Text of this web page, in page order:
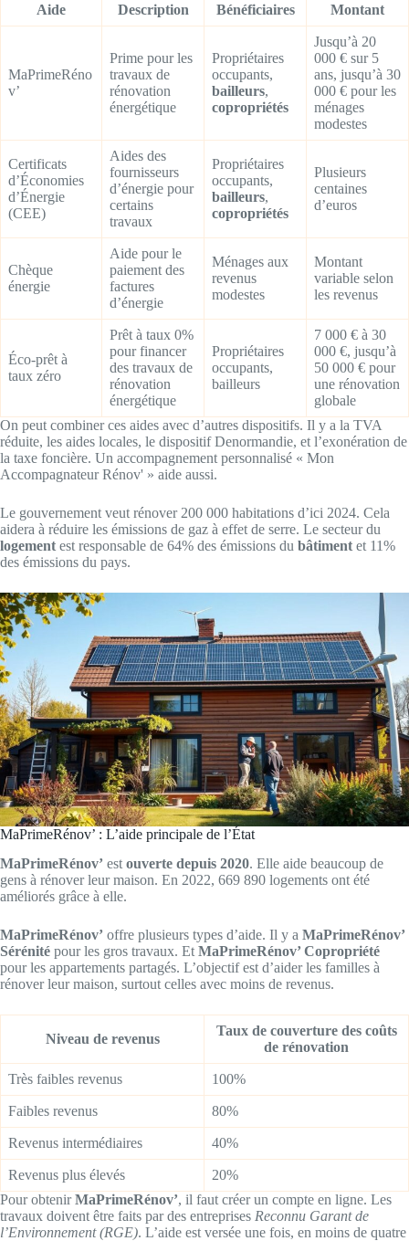
Aide Description Bénéficiaires Montant
MaPrimeRéno
v’
Prime pour les
travaux de
rénovation
énergétique
Propriétaires
occupants,
bailleurs,
copropriétés
Jusqu’à 20
000 € sur 5
ans, jusqu’à 30
000 € pour les
ménages
modestes
Certificats
d’Économies
d’Énergie
(CEE)
Aides des
fournisseurs
d’énergie pour
certains
travaux
Propriétaires
occupants,
bailleurs,
copropriétés
Plusieurs
centaines
d’euros
Chèque
énergie
Aide pour le
paiement des
factures
d’énergie
Ménages aux
revenus
modestes
Montant
variable selon
les revenus
Éco-prêt à
taux zéro
Prêt à taux 0%
pour financer
des travaux de
rénovation
énergétique
Propriétaires
occupants,
bailleurs
7 000 € à 30
000 €, jusqu’à
50 000 € pour
une rénovation
globale
On peut combiner ces aides avec d’autres dispositifs. Il y a la TVA
réduite, les aides locales, le dispositif Denormandie, et l’exonération de
la taxe foncière. Un accompagnement personnalisé « Mon
Accompagnateur Rénov' » aide aussi.
Le gouvernement veut rénover 200 000 habitations d’ici 2024. Cela
aidera à réduire les émissions de gaz à effet de serre. Le secteur du
logement est responsable de 64% des émissions du bâtiment et 11%
des émissions du pays.
MaPrimeRénov’ : L’aide principale de l’État
MaPrimeRénov’ est ouverte depuis 2020. Elle aide beaucoup de
gens à rénover leur maison. En 2022, 669 890 logements ont été
améliorés grâce à elle.
MaPrimeRénov’ offre plusieurs types d’aide. Il y a MaPrimeRénov’
Sérénité pour les gros travaux. Et MaPrimeRénov’ Copropriété
pour les appartements partagés. L’objectif est d’aider les familles à
rénover leur maison, surtout celles avec moins de revenus.
Niveau de revenus
Taux de couverture des coûts
de rénovation
Très faibles revenus 100%
Faibles revenus 80%
Revenus intermédiaires 40%
Revenus plus élevés
20%
Pour obtenirMaPrimeRénov’, il faut créer un compte en ligne. Les
travaux doivent être faits par des entreprises Reconnu Garant de
l’Environnement (RGE). L’aide est versée une fois, en moins de quatre